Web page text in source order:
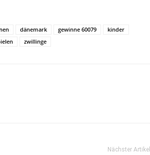
dänemark gewinne 60079
kinder
zwillinge
Nächster Artikel